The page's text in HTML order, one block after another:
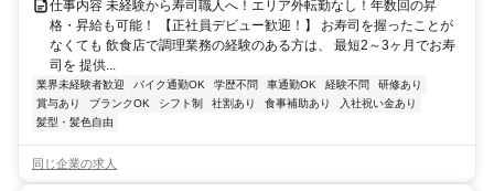
仕事内容 未経験から寿司職人へ！エリア外転勤なし！年数回の昇
格・昇給も可能！ 【正社員デビュー歓迎！】 お寿司を握ったことが
なくても 飲食店で調理業務の経験のある方は、 最短2～3ヶ月でお寿
司を 提供...
業界未経験者歓迎 バイク通勤OK 学歴不問 車通勤OK 経験不問
研修あり
賞与あり
ブランクOK シフト制 社割あり 食事補助あり
入社祝い金あり
髪型・髪色自由
同じ企業の求人